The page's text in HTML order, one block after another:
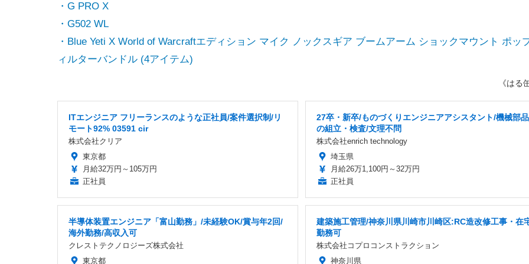
・G PRO X
・G502 WL
・Blue Yeti X World of Warcraftエディション マイク ノックスギア ブームアーム ショックマウント ポッ
ィルターバンドル (4アイテム)
《はる
ITエンジニア フリーランスのような正社員/案件選択制/リ
モート92% 03591 cir
株式会社クリア
東京都
月給32万円～105万円
正社員
27卒・新卒/ものづくりエンジニアアシスタント/機械部品
の組立・検査/文理不問
株式会社enrich technology
埼玉県
月給26万1,100円～32万円
正社員
半導体装置エンジニア「富山勤務」/未経験OK/賞与年2回/
海外勤務/高収入可
クレストテクノロジーズ株式会社
東京都
建築施工管理/神奈川県川崎市川崎区:RC造改修工事・在
勤務可
株式会社コプロコンストラクション
神奈川県